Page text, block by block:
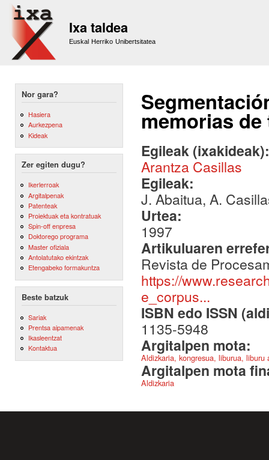
Ixa taldea
Euskal Herriko Unibertsitatea
Nor gara?
Hasiera
Aurkezpena
Kideak
Zer egiten dugu?
Ikerlerroak
Argitalpenak
Patenteak
Proiektuak eta kontratuak
Spin-off enpresa
Doktorego programa
Master ofiziala
Antolatutako ekintzak
Etengabeko formakuntza
Beste batzuk
Sariak
Prentsa aipamenak
Ikasleentzat
Kontaktua
memorias
Egileak
Arantza Casillas
Egileak:
J. Abaitua, A.
Urtea:
1997
Artikuluaren
Revista de
https://
e_corpus...
ISBN edo ISSN
1135-5948
Argitalpen mota:
Aldizkaria, kongresua, liburua,
Argitalpen mota
Aldizkaria